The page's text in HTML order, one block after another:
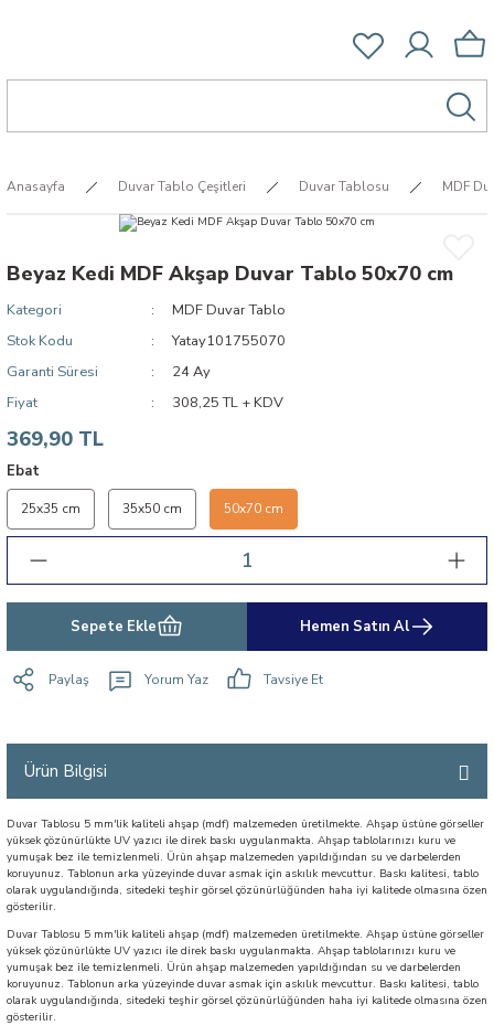
Anasayfa Duvar Tablo Çeşitleri Duvar Tablosu MDF
Beyaz Kedi MDF Akşap Duvar Tablo 50x70 cm
Kategori
MDF Duvar Tablo
Stok Kodu
Yatay101755070
Garanti Süresi
24 Ay
Fiyat
308,25 TL + KDV
369,90 TL
Ebat
25x35 cm 35x50 cm 50x70 cm
Sepete Ekle Hemen Satın Al
Paylaş Yorum Yaz Tavsiye Et
Ürün Bilgisi
Duvar Tablosu 5 mm'lik kaliteli ahşap (mdf) malzemeden üretilmekte. Ahşap üstüne görseller
yüksek çözünürlükte UV yazıcı ile direk baskı uygulanmakta. Ahşap tablolarınızı kuru ve
yumuşak bez ile temizlenmeli. Ürün ahşap malzemeden yapıldığından su ve darbelerden
koruyunuz. Tablonun arka yüzeyinde duvar asmak için askılık mevcuttur. Baskı kalitesi, tablo
olarak uygulandığında, sitedeki teşhir görsel çözünürlüğünden haha iyi kalitede olmasına özen
gösterilir.
Duvar Tablosu 5 mm'lik kaliteli ahşap (mdf) malzemeden üretilmekte. Ahşap üstüne görseller
yüksek çözünürlükte UV yazıcı ile direk baskı uygulanmakta. Ahşap tablolarınızı kuru ve
yumuşak bez ile temizlenmeli. Ürün ahşap malzemeden yapıldığından su ve darbelerden
koruyunuz. Tablonun arka yüzeyinde duvar asmak için askılık mevcuttur. Baskı kalitesi, tablo
olarak uygulandığında, sitedeki teşhir görsel çözünürlüğünden haha iyi kalitede olmasına özen
gösterilir.